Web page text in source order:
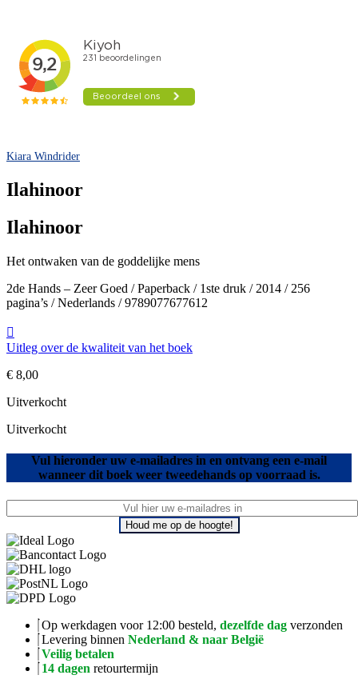
Kiara Windrider
Ilahinoor
Ilahinoor
Het ontwaken van de goddelijke mens
2de Hands – Zeer Goed / Paperback / 1ste druk / 2014 / 256
pagina’s / Nederlands / 9789077677612
Uitleg over de kwaliteit van het boek
€ 8,00
Uitverkocht
Uitverkocht
Vul hieronder uw e-mailadres in en ontvang een e-mail
wanneer dit boek weer tweedehands op voorraad is.
Houd me op de hoogte!
Op werkdagen voor 12:00 besteld, dezelfde dag verzonden
Levering binnen Nederland & naar België
Veilig betalen
14 dagen retourtermijn